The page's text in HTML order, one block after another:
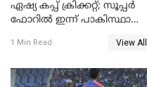
ഏഷ്യ കപ്പ് ക്രിക്കറ്റ്; സൂപ്പര്‍
ഫോറിൽ ഇന്ന് പാകിസ്ഥാനും
1 Min Read View All